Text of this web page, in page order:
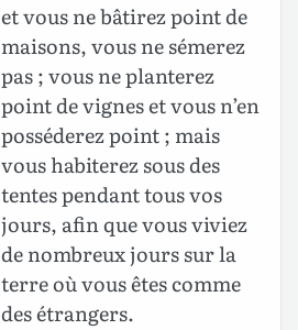
et vous ne bâtirez point de
maisons, vous ne sémerez
pas ; vous ne planterez
point de vignes et vous n’en
posséderez point ; mais
vous habiterez sous des
tentes pendant tous vos
jours, afin que vous viviez
de nombreux jours sur la
terre où vous êtes comme
des étrangers.